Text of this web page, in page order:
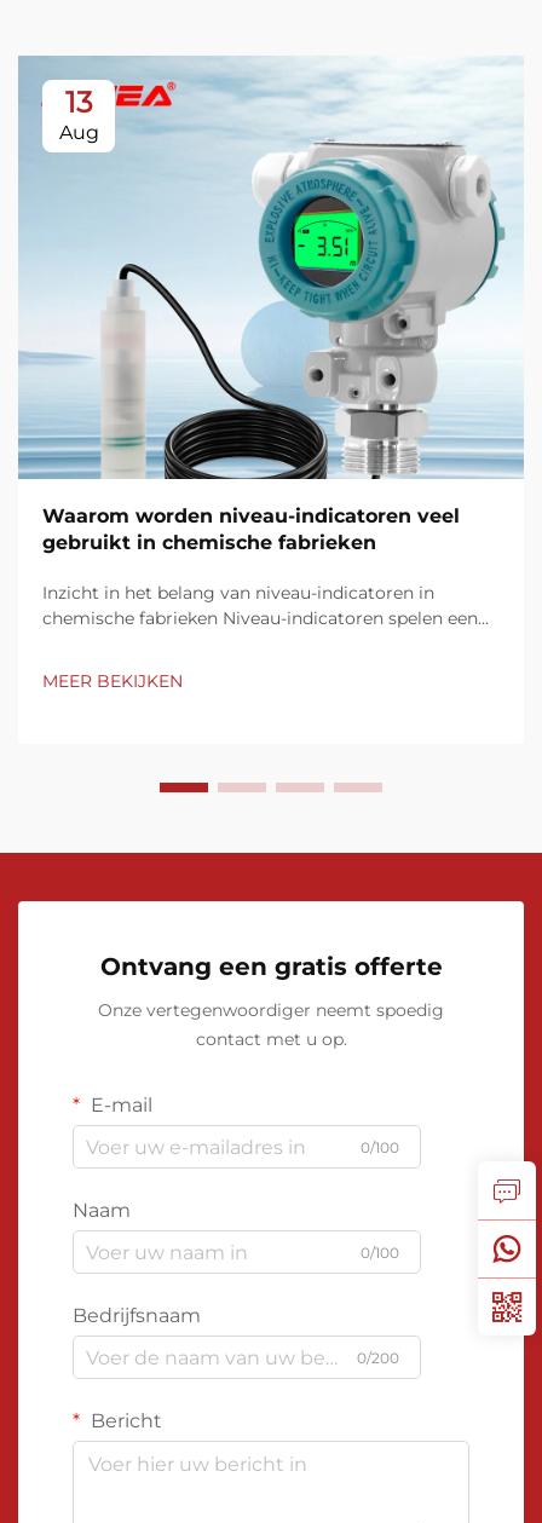
13
Aug
Waarom worden niveau-indicatoren veel
gebruikt in chemische fabrieken
Inzicht in het belang van niveau-indicatoren in
chemische fabrieken Niveau-indicatoren spelen een
van vloeistofniveaus in tanks, reactoren en
productieverliezen worden vermeden. Deze
MEER BEKIJKEN
Ontvang een gratis offerte
Onze vertegenwoordiger neemt spoedig
contact met u op.
E-mail
0/100
Naam
0/100
Bedrijfsnaam
0/200
Bericht